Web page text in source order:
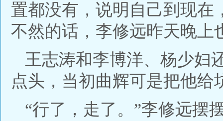
置都没有，说明自己到现在
不然的话，李修远昨天晚上
王志涛和李博洋、杨少妇
点头，当初曲辉可是把他给
“行了，走了。”李修远摆